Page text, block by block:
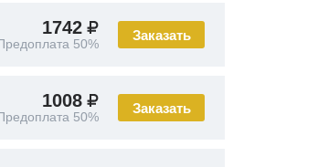
Заказать
1742
50%
Заказать
1008
50%